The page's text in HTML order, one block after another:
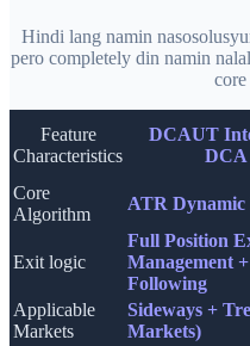
Hindi lang namin
pero completely din namin
Feature
Characteristics
DCAUT
DCA
Core
Algorithm
ATR Dynamic
Exit logic
Full Position
Management
Following
Applicable
Markets
Sideways +
Markets)